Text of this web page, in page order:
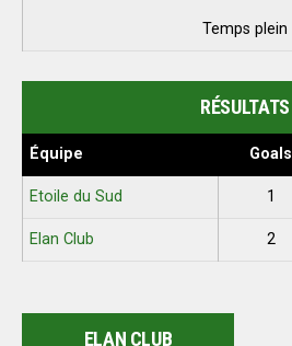
Temps plein
RÉSULTATS
Équipe Goals
Etoile du Sud 1
Elan Club 2
ELAN CLUB